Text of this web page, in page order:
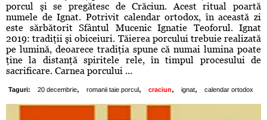
porcul şi se pregătesc de Crăciun. Acest ritual poartă
numele de Ignat. Potrivit calendar ortodox, în această zi
este sărbătorit Sfântul Mucenic Ignatie Teoforul. Ignat
2019: tradiţii şi obiceiuri. Tăierea porcului trebuie realizată
pe lumină, deoarece tradiţia spune că numai lumina poate
ţine la distanţă spiritele rele, în timpul procesului de
sacrificare. Carnea porcului ...
Taguri: 20 decembrie, romanii taie porcul , craciun, ignat, calendar ortodox